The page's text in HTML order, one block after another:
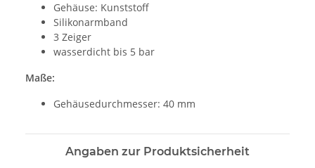
Gehäuse: Kunststoff
Silikonarmband
3 Zeiger
wasserdicht bis 5 bar
Maße:
Gehäusedurchmesser: 40 mm
Angaben zur Produktsicherheit